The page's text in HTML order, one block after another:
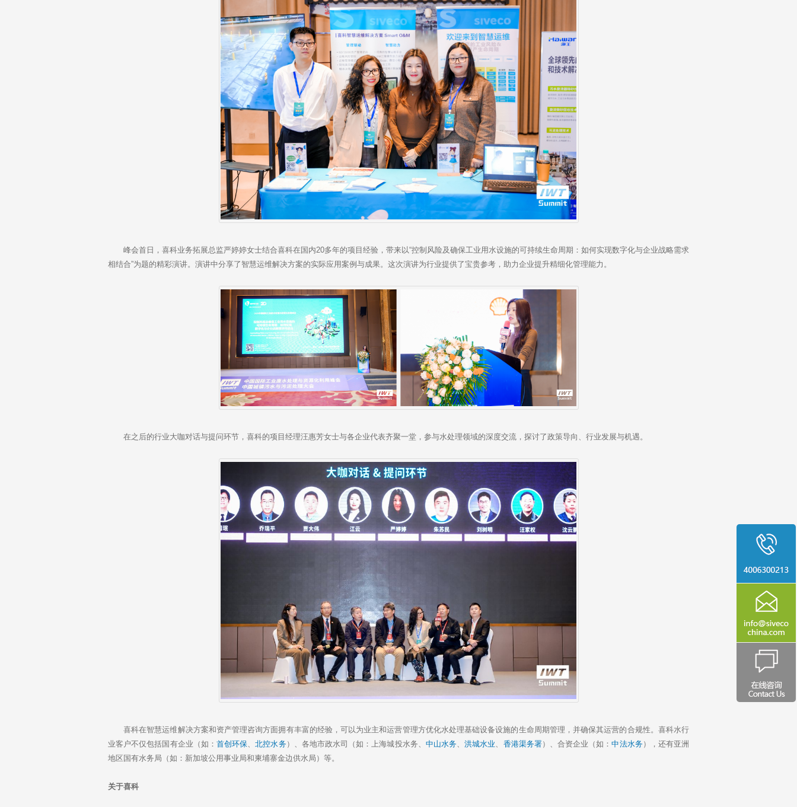
峰会首日，喜科业务拓展总监严婷婷女士结合喜科在国内20多年的项目经验，带来以“控制风险及确保工业用水设施的可持续生命周期：如何实现数字化与企业战略需求
相结合”为题的精彩演讲。演讲中分享了智慧运维解决方案的实际应用案例与成果。这次演讲为行业提供了宝贵参考，助力企业提升精细化管理能力。
在之后的行业大咖对话与提问环节，喜科的项目经理汪惠芳女士与各企业代表齐聚一堂，参与水处理领域的深度交流，探讨了政策导向、行业发展与机遇。
喜科在智慧运维解决方案和资产管理咨询方面拥有丰富的经验，可以为业主和运营管理方优化水处理基础设备设施的生命周期管理，并确保其运营的合规性。喜科水行
业客户不仅包括国有企业（如： 首创环保、北控水务）、各地市政水司（如：上海城投水务、 中山水务、洪城水业、 香港渠务署）、合资企业（如：中法水务），还有亚洲
地区国有水务局（如：新加坡公用事业局和柬埔寨金边供水局）等。
关于喜科